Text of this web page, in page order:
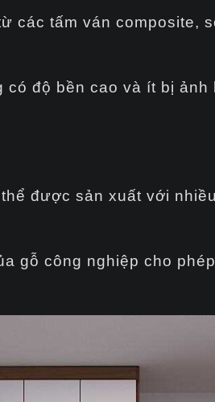
các tấm ván composite,
độ bền cao và ít bị
được sản xuất với
gỗ công nghiệp cho